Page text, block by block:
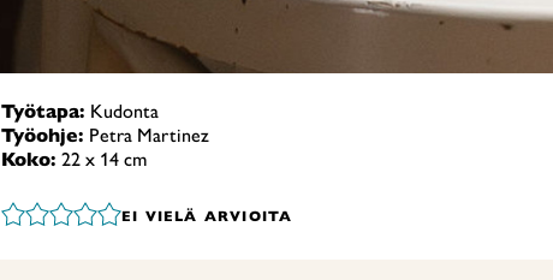
Työtapa: Kudonta
Työohje: Petra Martinez
Koko: 22 x 14 cm
EI VIELÄ ARVIOITA